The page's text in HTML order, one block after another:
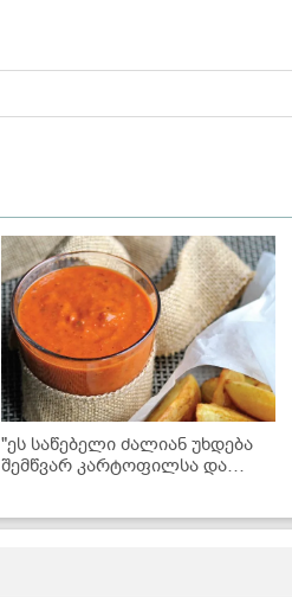
"ეს საწებელი ძალიან უხდება
შემწვარ კარტოფილსა და